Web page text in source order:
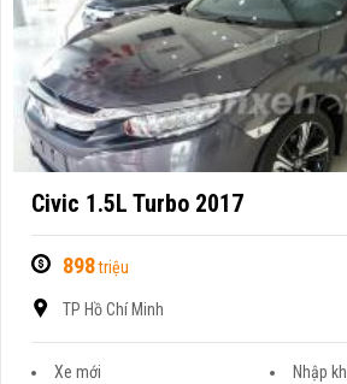
Civic 1.5L Turbo 2017
898triệu
TP Hồ Chí Minh
Xe mới
Nhập